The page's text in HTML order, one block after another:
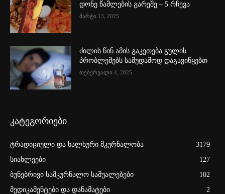
დონე წამლების გარეშე – 5 რჩევა
მარტი 13, 2025
ძილის წინ ამის გაკეთება გულის
პრობლემებს სამუდამოდ დაგავიწყებთ
თებერვალი 4, 2025
კატეგორიები
ტრადიციული და ხალხური მკურნალობა
3179
სიახლეები
127
ბუნებრივი სამკურნალო საშუალებები
102
მედიკამენტები და დანამატები
2